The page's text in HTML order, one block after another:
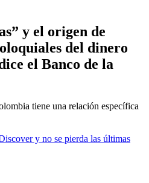
y el origen de
del dinero
el Banco de la
tiene una relación específica
y no se pierda las últimas